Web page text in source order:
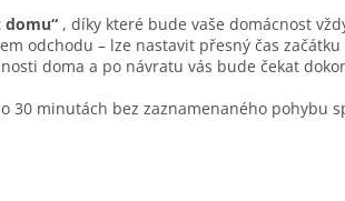
, díky které bude vaše domácnost
odchodu – lze nastavit přesný čas
doma a po návratu vás bude čekat
30 minutách bez zaznamenaného pohybu